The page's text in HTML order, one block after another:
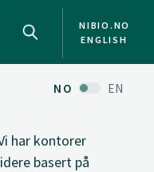
NIBIO.NO
ENGLISH
NO EN
har kontorer
basert på